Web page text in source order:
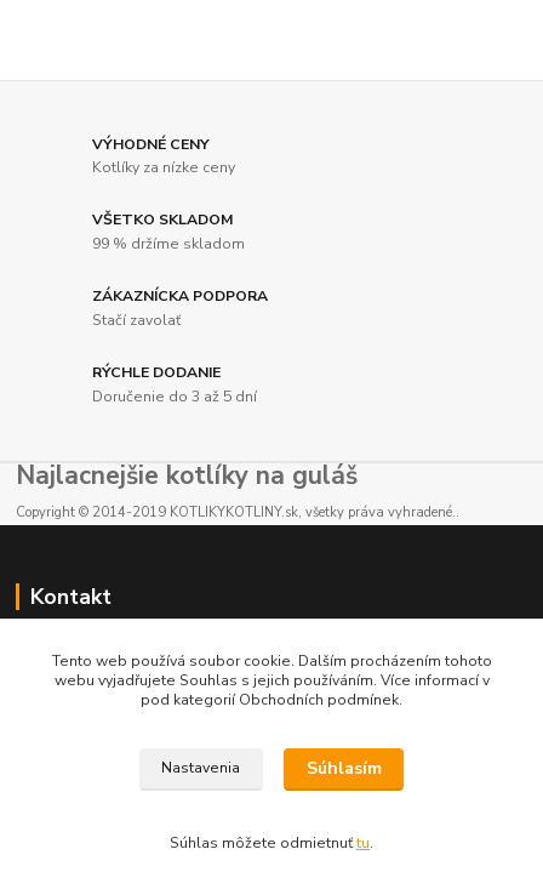
VÝHODNÉ CENY
Kotlíky za nízke ceny
VŠETKO SKLADOM
99 % držíme skladom
ZÁKAZNÍCKA PODPORA
Stačí zavolať
RÝCHLE DODANIE
Doručenie do 3 až 5 dní
Najlacnejšie kotlíky na guláš
Copyright © 2014-2019 KOTLIKYKOTLINY.sk, všetky práva vyhradené..
Kontakt
E-shop: +421 902 212 007
od 8:00 - do 16:00 hod
Tento web používá soubor cookie. Dalším procházením tohoto
webu vyjadřujete Souhlas s jejich používáním. Více informací v
pod kategorií Obchodních podmínek.
Nastavenia Súhlasím
Súhlas môžete odmietnuťtu.